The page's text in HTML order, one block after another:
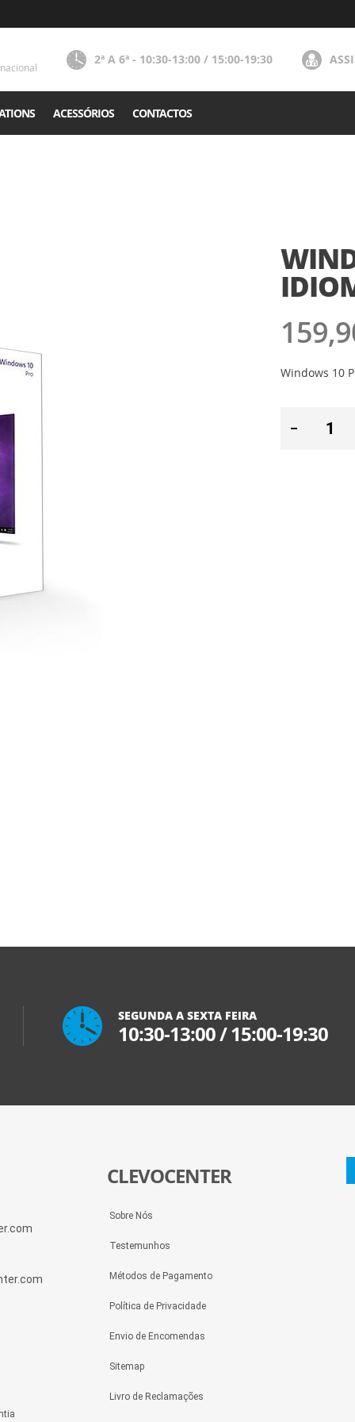
2ª A 6ª - 10:30-13:00 / 15:00-19:30
ACESSÓRIOS CONTACTOS
Windows 10
SEGUNDA A SEXTA FEIRA
10:30-13:00/15:00-19:30
CLEVOCENTER
Sobre Nós
Testemunhos
Métodos de Pagamento
Política de Privacidade
Envio de Encomendas
Sitemap
Livro de Reclamações